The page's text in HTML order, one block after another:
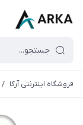
فروشگاه اینترنتی آرکا /